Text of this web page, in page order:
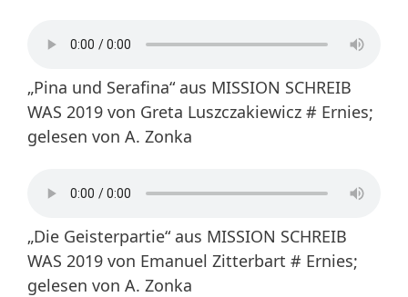
„Pina und Serafina“ aus MISSION SCHREIB
WAS 2019 von Greta Luszczakiewicz # Ernies;
gelesen von A. Zonka
„Die Geisterpartie“ aus MISSION SCHREIB
WAS 2019 von Emanuel Zitterbart # Ernies;
gelesen von A. Zonka